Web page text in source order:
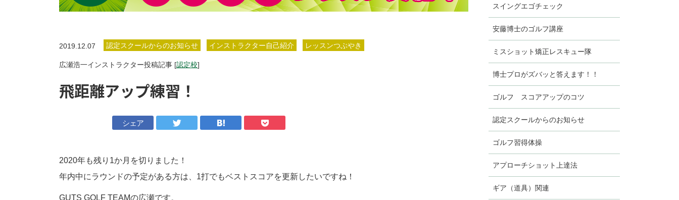
2019.12.07 認定スクールからのお知らせ インストラクター自己紹介 レッスンつぶやき
広瀬浩一インストラクター投稿記事 [認定校]
飛距離アップ練習！
シェア
2020年も残り1か月を切りました！
年内中にラウンドの予定がある方は、1打でもベストスコアを更新したいですね！
GUTS GOLF TEAMの広瀬です。
スイングエゴチェック
安藤博士のゴルフ講座
ミスショット矯正レスキュー隊
博士プロがズバッと答えます！！
ゴルフ スコアアップのコツ
認定スクールからのお知らせ
ゴルフ習得体操
アプローチショット上達法
ギア（道具）関連